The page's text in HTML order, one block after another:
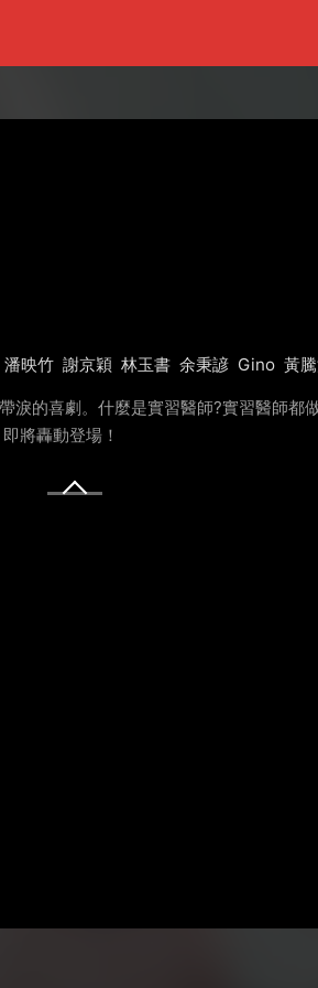
潘映竹 謝京穎 林玉書 余秉諺 Gino 黃
的喜劇。什麼是實習醫師?實習醫師
將轟動登場！